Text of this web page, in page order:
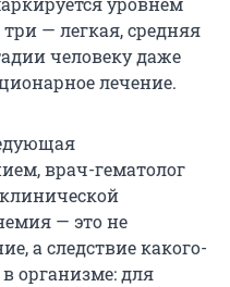
— легкая, средняя
человеку даже
лечение.
врач-гематолог
— это не
а следствие какого-
организме: для